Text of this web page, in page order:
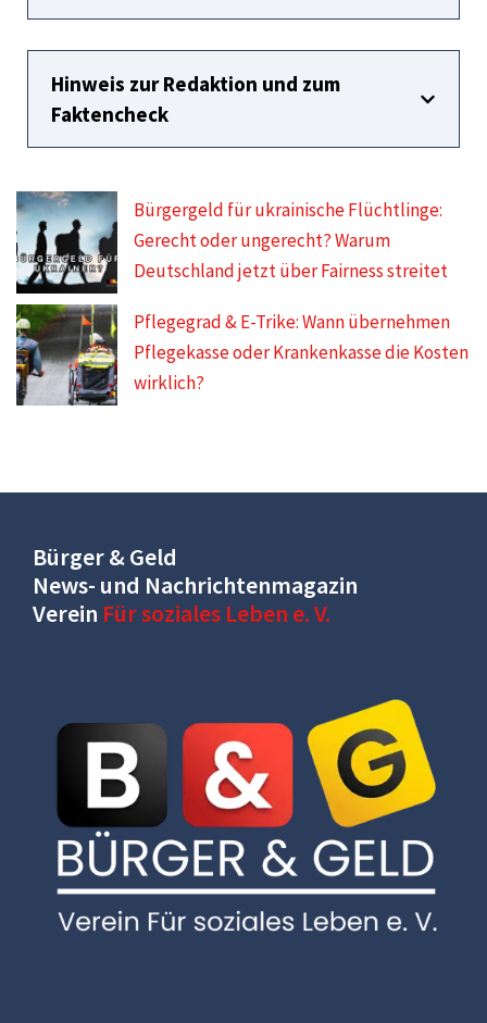
Hinweis zur Redaktion und zum
Faktencheck
Bürgergeld für ukrainische Flüchtlinge:
Gerecht oder ungerecht? Warum
Deutschland jetzt über Fairness streitet
Pflegegrad & E-Trike: Wann übernehmen
Pflegekasse oder Krankenkasse die Kosten
wirklich?
Bürger & Geld
News- und Nachrichtenmagazin
Verein Für soziales Leben e. V.